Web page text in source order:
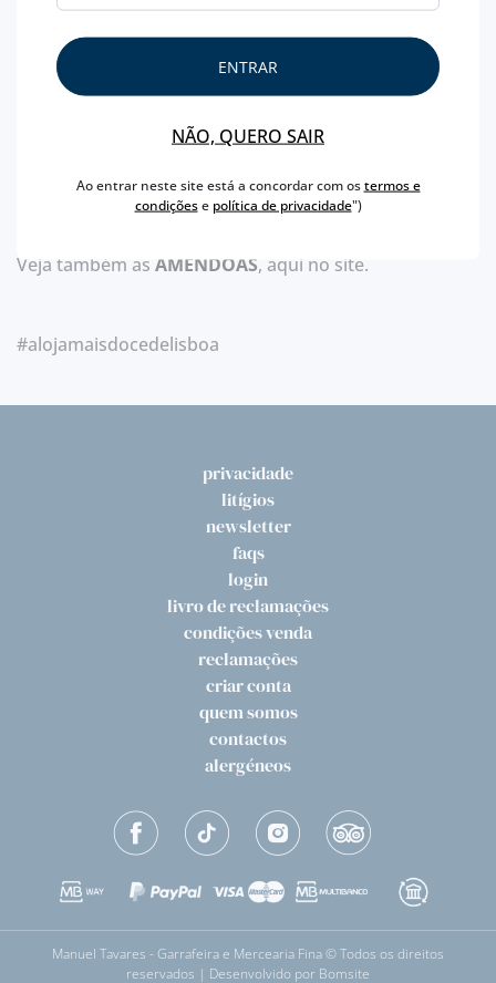
Seja o que for que escolher para si, garantimos
sempre a máxima qualidade, com os preços mais em
conta que podemos ter para os produtos em questão.
Descubra todos os produtos a peso
para a Páscoa deste ano,aqui.
Veja também as AMÊNDOAS, aqui no site.
#alojamaisdocedelisboa
privacidade
litígios
newsletter
faqs
login
livro de reclamações
condições venda
reclamações
criar conta
quem somos
contactos
alergéneos
Manuel Tavares - Garrafeira e Mercearia Fina © Todos os direitos
reservados | Desenvolvido por Bomsite
ENTRAR
NÃO, QUERO SAIR
Ao entrar neste site está a concordar com ostermos e
condiçõese política de privacidade")